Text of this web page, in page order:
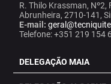
R. Thilo Krassman, Nº2,
Abrunheira, 2710-141,
E-mail:
Telefone: +351 219 154
DELEGAÇÃO MAIA